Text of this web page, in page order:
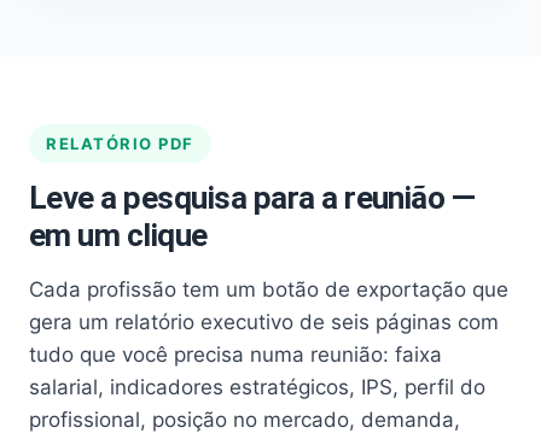
RELATÓRIO PDF
Leve a pesquisa para a reunião —
em um clique
Cada profissão tem um botão de exportação que
gera um relatório executivo de seis páginas com
tudo que você precisa numa reunião: faixa
salarial, indicadores estratégicos, IPS, perfil do
profissional, posição no mercado, demanda,